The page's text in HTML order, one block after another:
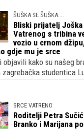
ŠUŠKA SE ŠUŠKA....
Bliski prijatelj
Vatrenog s tribina
vozio u crnom
gdje mu je srce
objavili kako su našeg
studentica
SRCE VATRENO
Roditelji Petra
Branko i Marijana